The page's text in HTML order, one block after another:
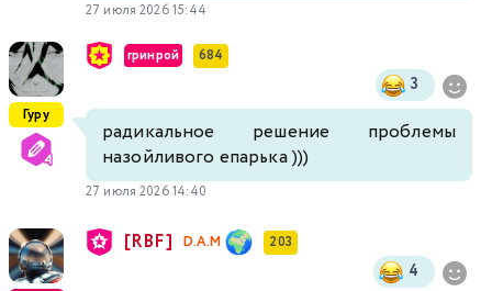
27 июля 2026 15:44
Гуру
гринрой 684
3
радикальное решение проблемы
назойливого епарька )))
27 июля 2026 14:40
[RBF] D.A.M 203
4